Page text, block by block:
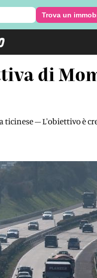
Trova un
di
– L'obiettivo è